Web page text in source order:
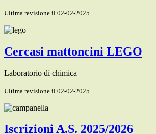
Ultima revisione il 02-02-2025
Cercasi mattoncini LEGO
Laboratorio di chimica
Ultima revisione il 02-02-2025
Iscrizioni A.S. 2025/2026